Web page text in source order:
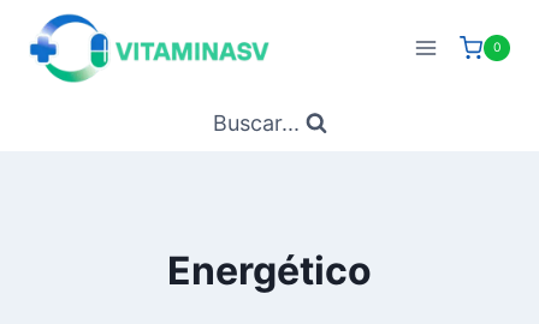
Saltar
contenido
0
Buscar...
Energético